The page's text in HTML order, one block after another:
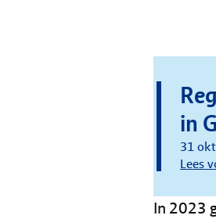
in
31
Lees
In 2023